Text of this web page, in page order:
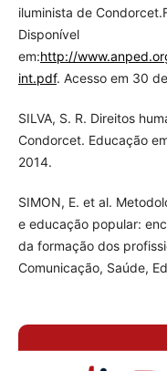
iluminista de
Disponível
em:http://
int.pdf. Acesso em 30
SILVA, S. R. Direitos
Condorcet. Educação
2014.
SIMON, E. et al.
e educação popular:
da formação dos
Comunicação, Saúde,